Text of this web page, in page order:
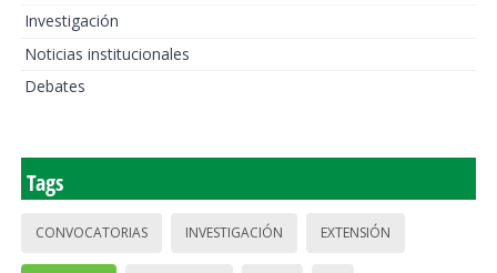
Investigación
Noticias institucionales
Debates
Tags
CONVOCATORIAS INVESTIGACIÓN EXTENSIÓN